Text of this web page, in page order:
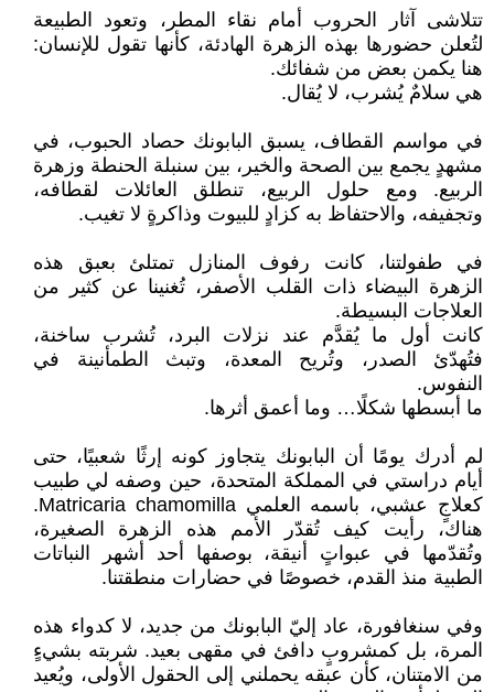
تتلاشى آثار الحروب أمام نقاء المطر، وتعود الطبيعة
لتُعلن حضورها بهذه الزهرة الهادئة، كأنها تقول للإنسان:
هنا يكمن بعض من شفائك.
هي سلامٌ يُشرب، لا يُقال.
في مواسم القطاف، يسبق البابونك حصاد الحبوب، في
مشهدٍ يجمع بين الصحة والخير، بين سنبلة الحنطة وزهرة
الربيع. ومع حلول الربيع، تنطلق العائلات لقطافه،
وتجفيفه، والاحتفاظ به كزادٍ للبيوت وذاكرةٍ لا تغيب.
في طفولتنا، كانت رفوف المنازل تمتلئ بعبق هذه
الزهرة البيضاء ذات القلب الأصفر، تُغنينا عن كثير من
العلاجات البسيطة.
كانت أول ما يُقدَّم عند نزلات البرد، تُشرب ساخنة،
فتُهدّئ الصدر، وتُريح المعدة، وتبث الطمأنينة في
النفوس.
ما أبسطها شكلًا… وما أعمق أثرها.
لم أدرك يومًا أن البابونك يتجاوز كونه إرثًا شعبيًا، حتى
أيام دراستي في المملكة المتحدة، حين وصفه لي طبيب
كعلاجٍ عشبي، باسمه العلمي Matricaria chamomilla.
هناك، رأيت كيف تُقدّر الأمم هذه الزهرة الصغيرة،
وتُقدّمها في عبواتٍ أنيقة، بوصفها أحد أشهر النباتات
الطبية منذ القدم، خصوصًا في حضارات منطقتنا.
وفي سنغافورة، عاد إليّ البابونك من جديد، لا كدواء هذه
المرة، بل كمشروبٍ دافئ في مقهى بعيد. شربته بشيءٍ
من الامتنان، كأن عبقه يحملني إلى الحقول الأولى، ويُعيد